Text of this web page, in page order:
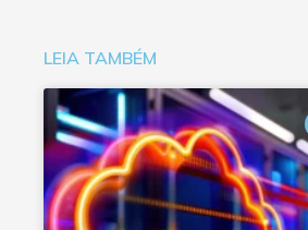
LEIA TAMBÉM